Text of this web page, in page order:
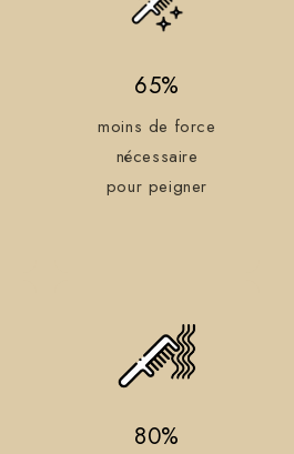
65%
moins de force
nécessaire
pour peigner
80%